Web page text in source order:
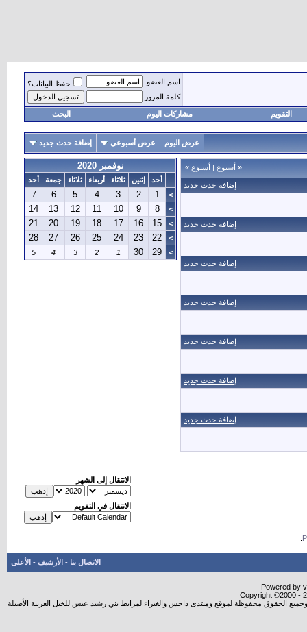
اسم العضو
حفظ البيانات؟
كلمة المرور
التقويم مشاركات اليوم البحث
عرض اليوم عرض أسبوعي إضافة حدث جديد
« أسبوع | أسبوع »
إضافة حدث جديد
إضافة حدث جديد
إضافة حدث جديد
إضافة حدث جديد
إضافة حدث جديد
إضافة حدث جديد
إضافة حدث جديد
نوفمبر 2020
أحد إثنين ثلاثاء أربعاء ثلاثاء جمعة
أحد
>
1
2
3
4
5
6
7
>
8
9
10
11
12
13
14
>
15
16
17
18
19
20
21
>
22
23
24
25
26
27
28
>
29
30
1
2
3
4
5
الانتقال إلى الشهر
الانتقال في التقويم
الاتصال بنا - الأرشيف - الأعلى
Powered by
Copyright ©2000 -
الحقوق محفوظة لموقع ومنتدى داحس والغبراء لمرابط بني رشيد عبس للخيل العربية الأصيلة